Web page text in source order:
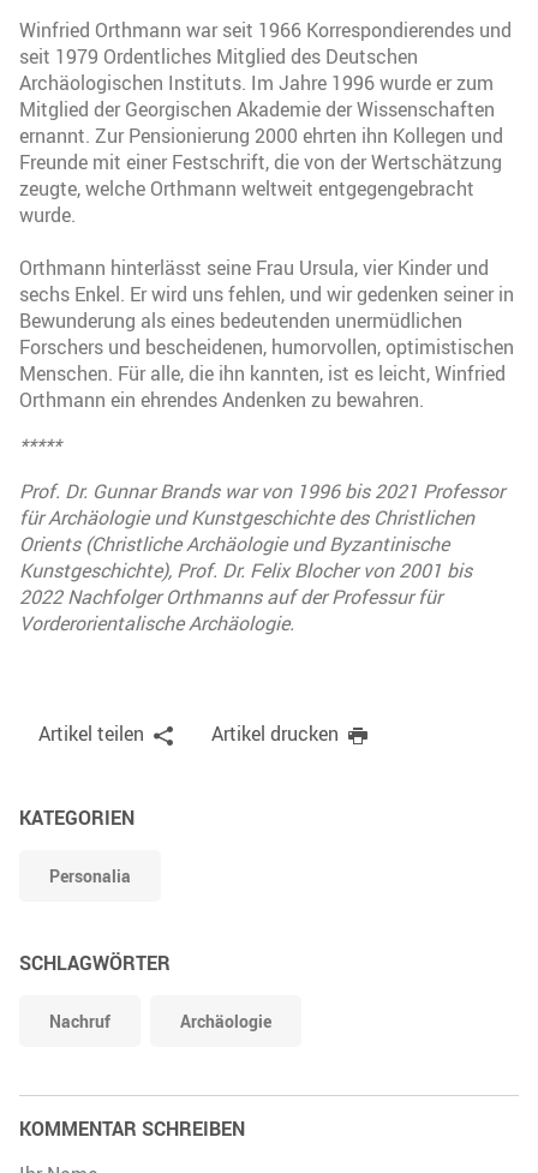
Winfried Orthmann war seit 1966 Korrespondierendes und
seit 1979 Ordentliches Mitglied des Deutschen
Archäologischen Instituts. Im Jahre 1996 wurde er zum
Mitglied der Georgischen Akademie der Wissenschaften
ernannt. Zur Pensionierung 2000 ehrten ihn Kollegen und
Freunde mit einer Festschrift, die von der Wertschätzung
zeugte, welche Orthmann weltweit entgegengebracht
wurde.
Orthmann hinterlässt seine Frau Ursula, vier Kinder und
sechs Enkel. Er wird uns fehlen, und wir gedenken seiner in
Bewunderung als eines bedeutenden unermüdlichen
Forschers und bescheidenen, humorvollen, optimistischen
Menschen. Für alle, die ihn kannten, ist es leicht, Winfried
Orthmann ein ehrendes Andenken zu bewahren.
*****
Prof. Dr. Gunnar Brands war von 1996 bis 2021 Professor
für Archäologie und Kunstgeschichte des Christlichen
Orients (Christliche Archäologie und Byzantinische
Kunstgeschichte), Prof. Dr. Felix Blocher von 2001 bis
2022 Nachfolger Orthmanns auf der Professur für
Vorderorientalische Archäologie.
Artikel teilen Artikel drucken
KATEGORIEN
Personalia
SCHLAGWÖRTER
Nachruf Archäologie
KOMMENTAR SCHREIBEN